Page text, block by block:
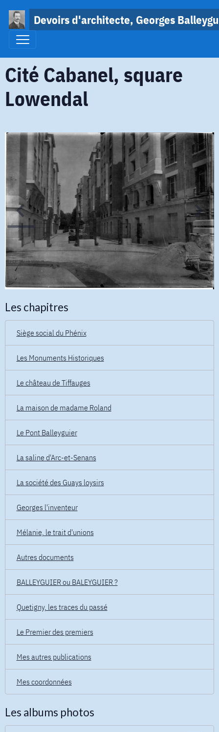
Devoirs d'architecte, Georges
Cité Cabanel, square
Lowendal
Les chapitres
Siège social du Phénix
Les Monuments Historiques
Le château de Tiffauges
La maison de madame Roland
Le Pont Balleyguier
La saline d'Arc-et-Senans
La société des Guays loysirs
Georges l'inventeur
Mélanie, le trait d'unions
Autres documents
BALLEYGUIER ou BALEYGUIER ?
Quetigny, les traces du passé
Le Premier des premiers
Mes autres publications
Mes coordonnées
Les albums photos